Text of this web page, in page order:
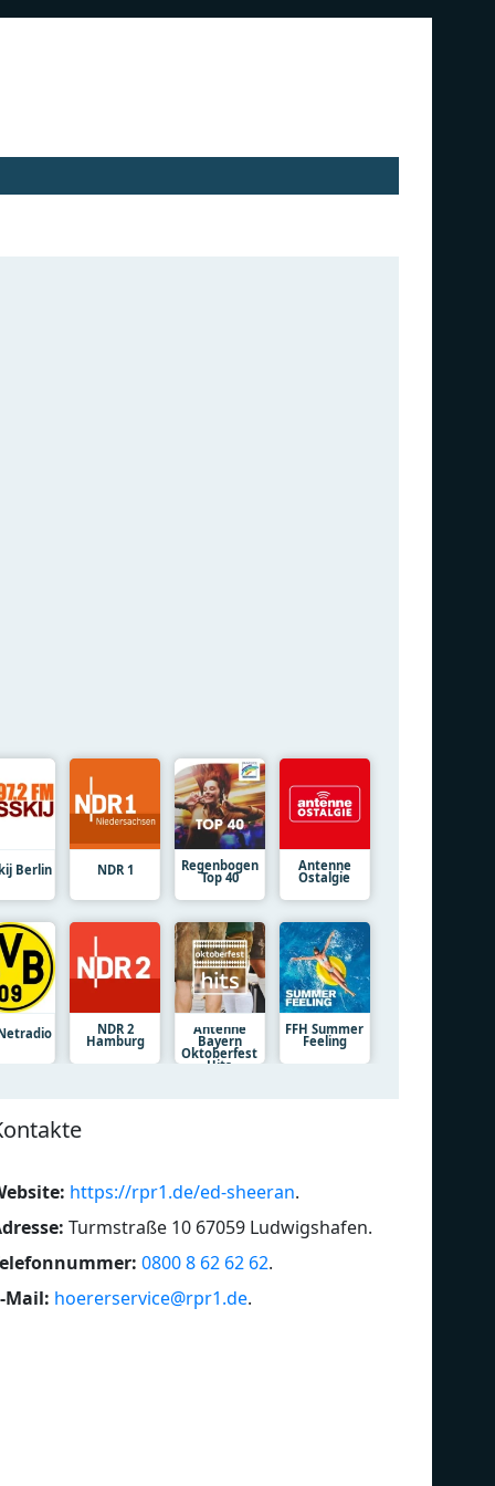
Berlin NDR 1 Regenbogen
Top 40
Antenne
Ostalgie
NDR 2
Hamburg
Antenne
Bayern
Oktoberfest
Hits
FFH Summer
Feeling
https://rpr1.de/ed-sheeran.
Turmstraße 10 67059 Ludwigshafen.
0800 8 62 62 62.
Mail: hoererservice@rpr1.de.